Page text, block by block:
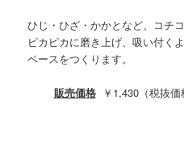
ひじ・ひざ・かかとなど、コチ
ピカピカに磨き上げ、吸い付く
ベースをつくります。
販売価格￥1,430（税抜価